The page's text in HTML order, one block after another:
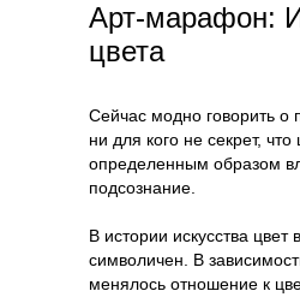
Арт-марафон:
цвета
Сейчас модно говорить о
ни для кого не секрет, что
определенным образом
подсознание.
В истории искусства цвет
символичен. В
менялось отношение к